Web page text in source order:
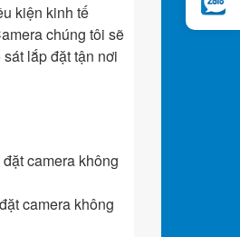
kiện kinh tế
chúng tôi sẽ
lắp đặt tận nơi
camera không
camera không